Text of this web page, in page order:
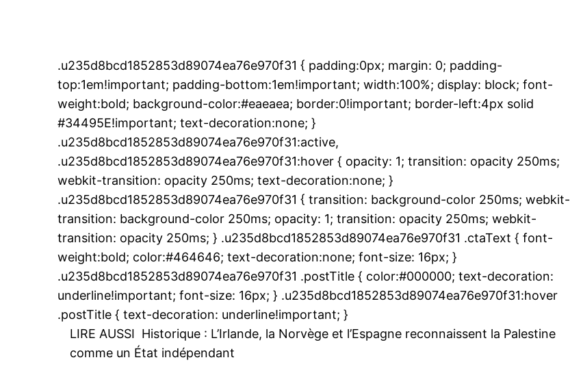
.u235d8bcd1852853d89074ea76e970f31 { padding:0px; margin: 0; padding-
top:1em!important; padding-bottom:1em!important; width:100%; display: block; font-
weight:bold; background-color:#eaeaea; border:0!important; border-left:4px solid
#34495E!important; text-decoration:none; }
.u235d8bcd1852853d89074ea76e970f31:active,
.u235d8bcd1852853d89074ea76e970f31:hover { opacity: 1; transition: opacity 250ms;
webkit-transition: opacity 250ms; text-decoration:none; }
.u235d8bcd1852853d89074ea76e970f31 { transition: background-color 250ms; webkit-
transition: background-color 250ms; opacity: 1; transition: opacity 250ms; webkit-
transition: opacity 250ms; } .u235d8bcd1852853d89074ea76e970f31 .ctaText { font-
weight:bold; color:#464646; text-decoration:none; font-size: 16px; }
.u235d8bcd1852853d89074ea76e970f31 .postTitle { color:#000000; text-decoration:
underline!important; font-size: 16px; } .u235d8bcd1852853d89074ea76e970f31:hover
.postTitle { text-decoration: underline!important; }
LIRE AUSSI Historique : L’Irlande, la Norvège et l’Espagne reconnaissent la Palestine
comme un État indépendant